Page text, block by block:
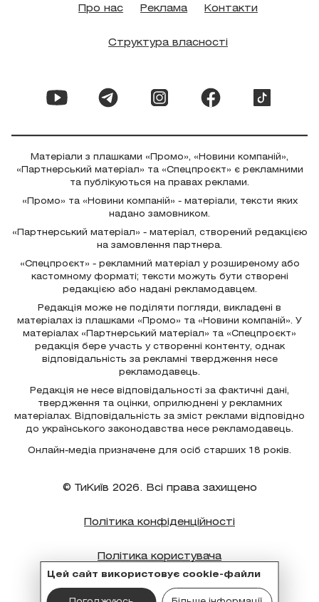
Цей сайт використовує cookie-файли
Про нас Реклама Контакти
Структура власності
Матеріали з плашками «Промо», «Новини компаній»,
«Партнерський матеріал» та «Спецпроєкт» є рекламними
та публікуються на правах реклами.
«Промо» та «Новини компаній» - матеріали, тексти яких
надано замовником.
«Партнерський матеріал» - матеріал, створений редакцією
на замовлення партнера.
«Спецпроєкт» - рекламний матеріал у розширеному або
кастомному форматі; тексти можуть бути створені
редакцією або надані рекламодавцем.
Редакція може не поділяти погляди, викладені в
матеріалах із плашками «Промо» та «Новини компаній». У
матеріалах «Партнерський матеріал» та «Спецпроєкт»
редакція бере участь у створенні контенту, однак
відповідальність за рекламні твердження несе
рекламодавець.
Редакція не несе відповідальності за фактичні дані,
твердження та оцінки, оприлюднені у рекламних
матеріалах. Відповідальність за зміст реклами відповідно
до українського законодавства несе рекламодавець.
Онлайн-медіа призначене для осіб старших 18 років.
© ТиКиїв 2026. Всі права захищено
Політика конфіденційності
Політика користувача
Політика cookie